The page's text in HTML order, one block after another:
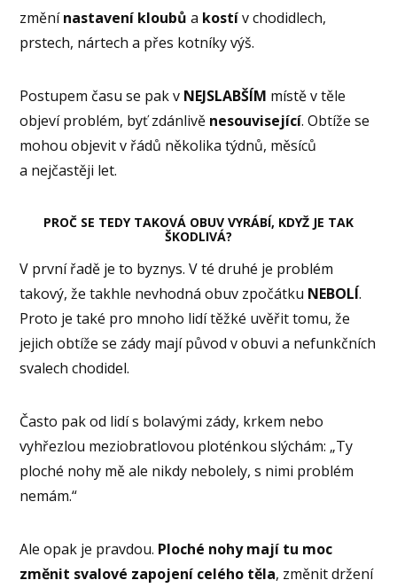
změnínastavení kloubů a kostív chodidlech,
prstech, nártech a přes kotníky výš.
Postupem času se pak v NEJSLABŠÍM místě v těle
objeví problém, byť zdánlivě nesouvisející. Obtíže se
mohou objevit v řádů několika týdnů, měsíců
a nejčastěji let.
PROČ SE TEDY TAKOVÁ OBUV VYRÁBÍ, KDYŽ JE TAK
ŠKODLIVÁ?
V první řadě je to byznys. V té druhé je problém
takový, že takhle nevhodná obuv zpočátku NEBOLÍ.
Proto je také pro mnoho lidí těžké uvěřit tomu, že
jejich obtíže se zády mají původ v obuvi a nefunkčních
svalech chodidel.
Často pak od lidí s bolavými zády, krkem nebo
vyhřezlou meziobratlovou ploténkou slýchám: „Ty
ploché nohy mě ale nikdy nebolely, s nimi problém
nemám.“
Ale opak je pravdou. Ploché nohy mají tu moc
změnit svalové zapojení celého těla, změnit držení